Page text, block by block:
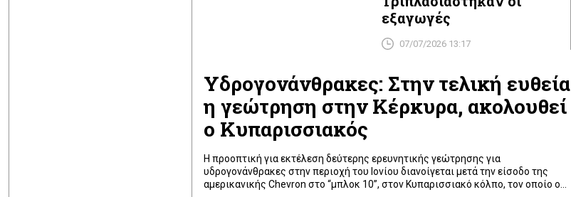
εξαγωγές
07/07/2026 13:17
Υδρογονάνθρακες: Στην τελική ευθεία
η γεώτρηση στην Κέρκυρα, ακολουθεί
ο Κυπαρισσιακός
Η προοπτική για εκτέλεση δεύτερης ερευνητικής γεώτρησης για
υδρογονάνθρακες στην περιοχή του Ιονίου διανοίγεται μετά την είσοδο της
αμερικανικής Chevron στο “μπλοκ 10”, στον Κυπαρισσιακό κόλπο, τον οποίο ο